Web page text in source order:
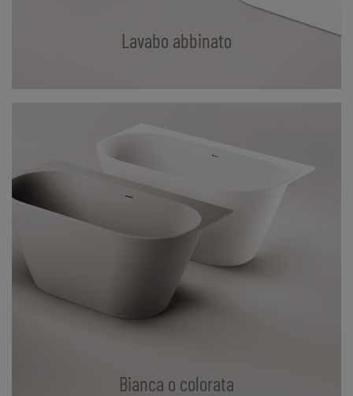
Lavabo abbinato
Bianca o colorata